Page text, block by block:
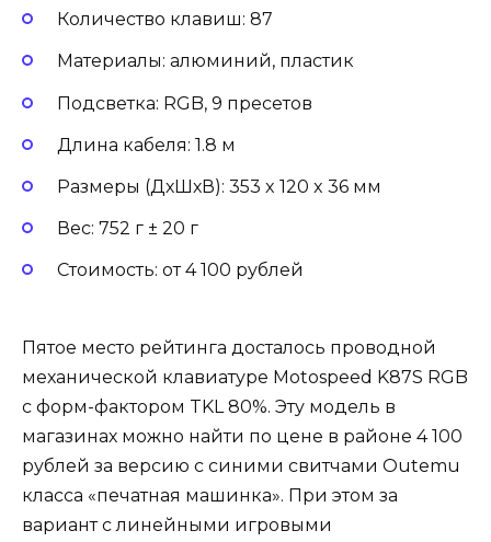
Количество клавиш: 87
Материалы: алюминий, пластик
Подсветка: RGB, 9 пресетов
Длина кабеля: 1.8 м
Размеры (ДхШхВ): 353 x 120 x 36 мм
Вес: 752 г ± 20 г
Стоимость: от 4 100 рублей
Пятое место рейтинга досталось проводной
механической клавиатуре Motospeed K87S RGB
с форм-фактором TKL 80%. Эту модель в
магазинах можно найти по цене в районе 4 100
рублей за версию с синими свитчами Outemu
класса «печатная машинка». При этом за
вариант с линейными игровыми